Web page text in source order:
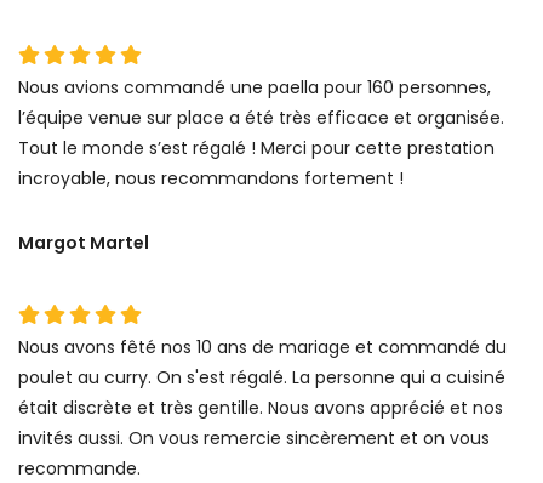
Nous avions commandé une paella pour 160 personnes,
l’équipe venue sur place a été très efficace et organisée.
Tout le monde s’est régalé ! Merci pour cette prestation
incroyable, nous recommandons fortement !
Margot Martel
Nous avons fêté nos 10 ans de mariage et commandé du
poulet au curry. On s'est régalé. La personne qui a cuisiné
était discrète et très gentille. Nous avons apprécié et nos
invités aussi. On vous remercie sincèrement et on vous
recommande.